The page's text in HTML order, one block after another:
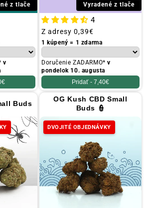
z tlače
v
Vyradené z tlače
4
Obvyklá
cena
Z adresy 0,39€
1 kúpený = 1 zdarma
Doručenie ZADARMO*v
pondelok 10. augusta
Pridať - 7,40€
Buds
OG Kush CBD Small
Buds 👮
DVOJITÉ OBJEDNÁVKY